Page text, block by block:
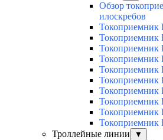
Обзор
илоскребов
Троллейные линии
▼